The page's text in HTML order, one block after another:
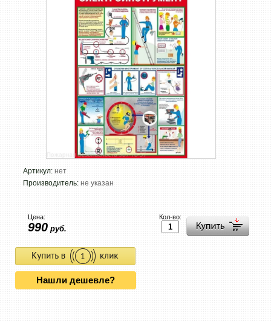
Артикул: нет
Производитель: не указан
Кол-во:
Цена:
990 руб.
Нашли дешевле?